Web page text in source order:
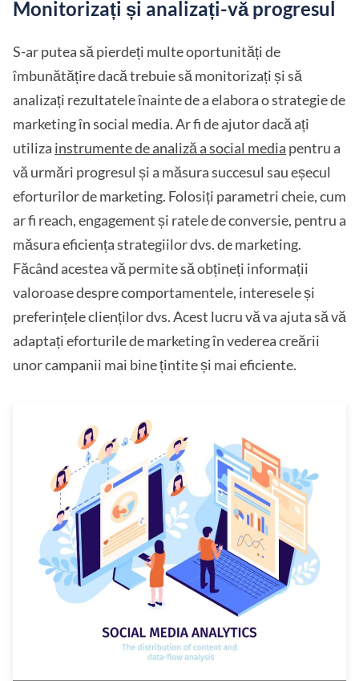
Monitorizați și analizați-vă progresul
S-ar putea să pierdeți multe oportunități de
îmbunătățire dacă trebuie să monitorizați și să
analizați rezultatele înainte de a elabora o strategie de
marketing în social media. Ar fi de ajutor dacă ați
utiliza instrumente de analiză a social media pentru a
vă urmări progresul și a măsura succesul sau eșecul
eforturilor de marketing. Folosiți parametri cheie, cum
ar fi reach, engagement și ratele de conversie, pentru a
măsura eficiența strategiilor dvs. de marketing.
Făcând acestea vă permite să obțineți informații
valoroase despre comportamentele, interesele și
preferințele clienților dvs. Acest lucru vă va ajuta să vă
adaptați eforturile de marketing în vederea creării
unor campanii mai bine țintite și mai eficiente.